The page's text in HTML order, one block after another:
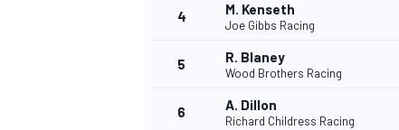
4 M. Kenseth
Joe Gibbs Racing
5 R. Blaney
Wood Brothers Racing
6 A. Dillon
Richard Childress Racing